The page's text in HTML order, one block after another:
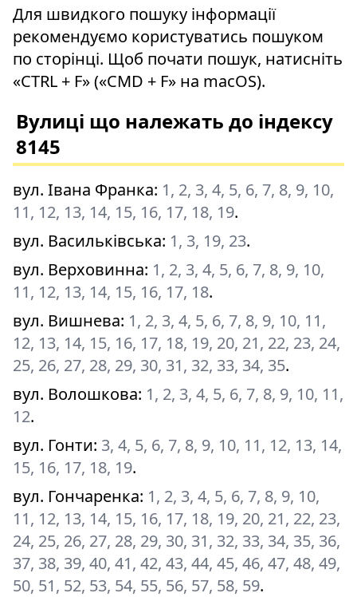
Для швидкого пошуку інформації
рекомендуємо користуватись пошуком
по сторінці. Щоб почати пошук, натисніть
«CTRL + F» («CMD + F» на macOS).
Вулиці що належать до індексу
8145
вул. Івана Франка: 1, 2, 3, 4, 5, 6, 7, 8, 9, 10,
11, 12, 13, 14, 15, 16, 17, 18, 19.
вул. Васильківська: 1, 3, 19, 23.
вул. Верховинна: 1, 2, 3, 4, 5, 6, 7, 8, 9, 10,
11, 12, 13, 14, 15, 16, 17, 18.
вул. Вишнева: 1, 2, 3, 4, 5, 6, 7, 8, 9, 10, 11,
12, 13, 14, 15, 16, 17, 18, 19, 20, 21, 22, 23, 24,
25, 26, 27, 28, 29, 30, 31, 32, 33, 34, 35.
вул. Волошкова: 1, 2, 3, 4, 5, 6, 7, 8, 9, 10, 11,
12.
вул. Гонти: 3, 4, 5, 6, 7, 8, 9, 10, 11, 12, 13, 14,
15, 16, 17, 18, 19.
вул. Гончаренка: 1, 2, 3, 4, 5, 6, 7, 8, 9, 10,
11, 12, 13, 14, 15, 16, 17, 18, 19, 20, 21, 22, 23,
24, 25, 26, 27, 28, 29, 30, 31, 32, 33, 34, 35, 36,
37, 38, 39, 40, 41, 42, 43, 44, 45, 46, 47, 48, 49,
50, 51, 52, 53, 54, 55, 56, 57, 58, 59.